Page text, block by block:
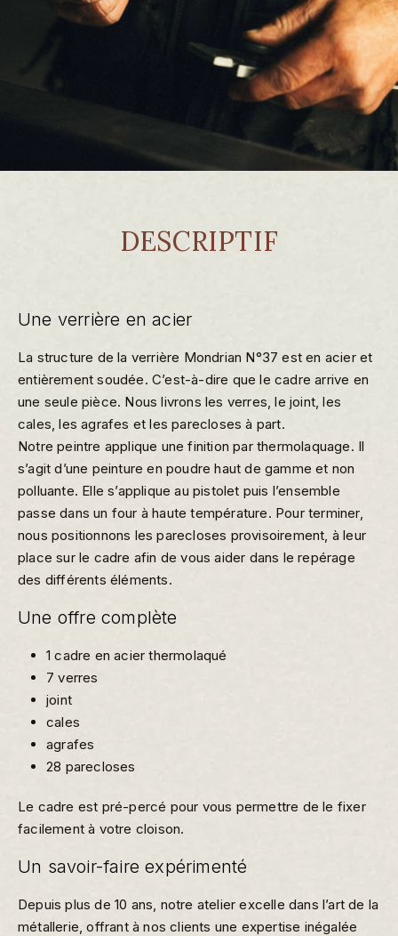
DESCRIPTIF
Une verrière en acier
La structure de la verrière Mondrian N°37 est en acier et
entièrement soudée. C’est-à-dire que le cadre arrive en
une seule pièce. Nous livrons les verres, le joint, les
cales, les agrafes et les parecloses à part.
Notre peintre applique une finition par thermolaquage. Il
s’agit d’une peinture en poudre haut de gamme et non
polluante. Elle s’applique au pistolet puis l’ensemble
passe dans un four à haute température. Pour terminer,
nous positionnons les parecloses provisoirement, à leur
place sur le cadre afin de vous aider dans le repérage
des différents éléments.
Une offre complète
1 cadre en acier thermolaqué
7 verres
joint
cales
agrafes
28 parecloses
Le cadre est pré-percé pour vous permettre de le fixer
facilement à votre cloison.
Un savoir-faire expérimenté
Depuis plus de 10 ans, notre atelier excelle dans l’art de la
métallerie, offrant à nos clients une expertise inégalée